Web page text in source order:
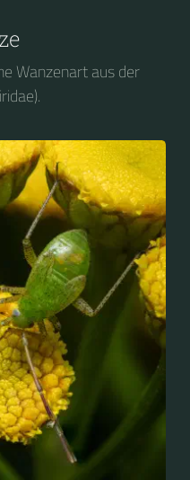
Wanzenart aus der